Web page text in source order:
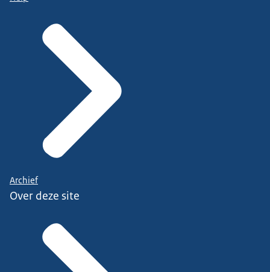
Archief
Over deze site